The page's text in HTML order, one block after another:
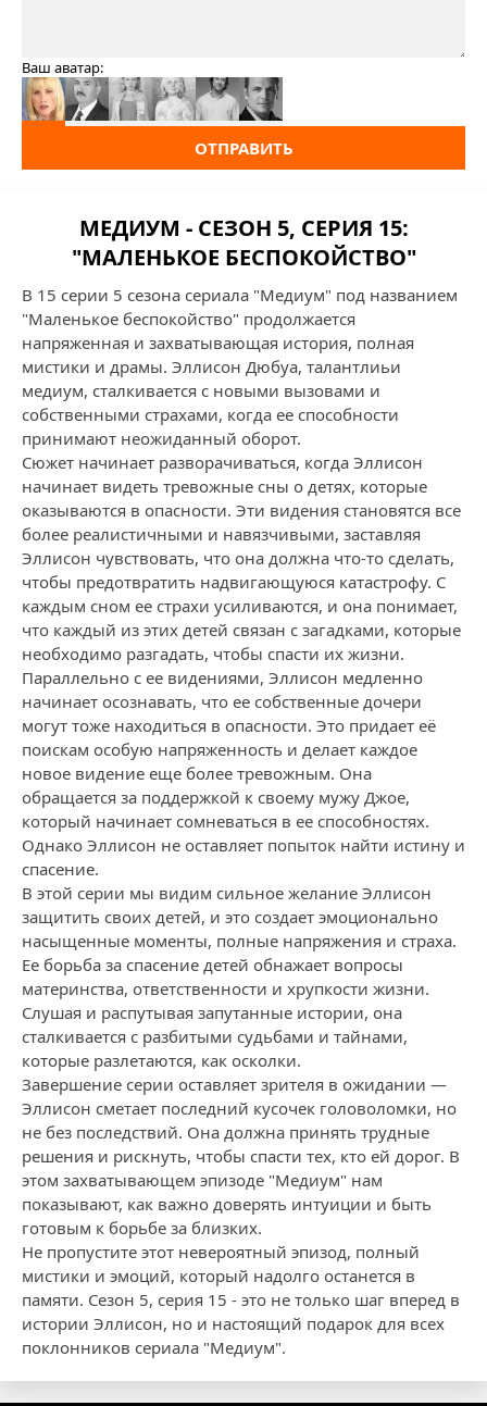
Ваш аватар:
ОТПРАВИТЬ
МЕДИУМ - СЕЗОН 5, СЕРИЯ 15:
"МАЛЕНЬКОЕ БЕСПОКОЙСТВО"
В 15 серии 5 сезона сериала "Медиум" под названием
"Маленькое беспокойство" продолжается
напряженная и захватывающая история, полная
мистики и драмы. Эллисон Дюбуа, талантлиьи
медиум, сталкивается с новыми вызовами и
собственными страхами, когда ее способности
принимают неожиданный оборот.
Сюжет начинает разворачиваться, когда Эллисон
начинает видеть тревожные сны о детях, которые
оказываются в опасности. Эти видения становятся все
более реалистичными и навязчивыми, заставляя
Эллисон чувствовать, что она должна что-то сделать,
чтобы предотвратить надвигающуюся катастрофу. С
каждым сном ее страхи усиливаются, и она понимает,
что каждый из этих детей связан с загадками, которые
необходимо разгадать, чтобы спасти их жизни.
Параллельно с ее видениями, Эллисон медленно
начинает осознавать, что ее собственные дочери
могут тоже находиться в опасности. Это придает её
поискам особую напряженность и делает каждое
новое видение еще более тревожным. Она
обращается за поддержкой к своему мужу Джoe,
который начинает сомневаться в ее способностях.
Однако Эллисон не оставляет попыток найти истину и
спасение.
В этой серии мы видим сильное желание Эллисон
защитить своих детей, и это создает эмоционально
насыщенные моменты, полные напряжения и страха.
Ее борьба за спасение детей обнажает вопросы
материнства, ответственности и хрупкости жизни.
Слушая и распутывая запутанные истории, она
сталкивается с разбитыми судьбами и тайнами,
которые разлетаются, как осколки.
Завершение серии оставляет зрителя в ожидании —
Эллисон сметает последний кусочек головоломки, но
не без последствий. Она должна принять трудные
решения и рискнуть, чтобы спасти тех, кто ей дорог. В
этом захватывающем эпизоде "Медиум" нам
показывают, как важно доверять интуиции и быть
готовым к борьбе за близких.
Не пропустите этот невероятный эпизод, полный
мистики и эмоций, который надолго останется в
памяти. Сезон 5, серия 15 - это не только шаг вперед в
истории Эллисон, но и настоящий подарок для всех
поклонников сериала "Медиум".